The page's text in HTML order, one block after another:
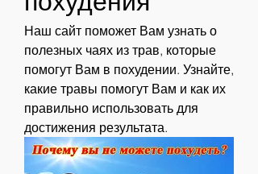
Наш сайт поможет Вам узнать о
полезных чаях из трав, которые
помогут Вам в похудении. Узнайте,
какие травы помогут Вам и как их
правильно использовать для
достижения результата.